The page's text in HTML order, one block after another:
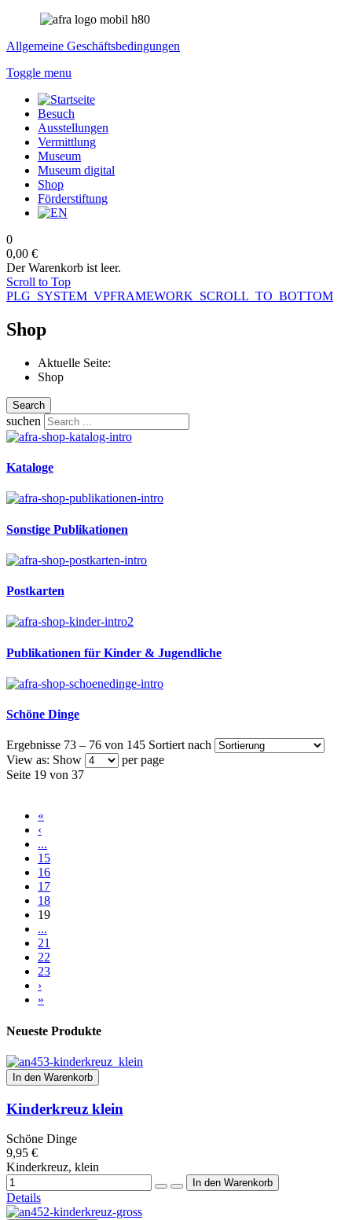
Allgemeine Geschäftsbedingungen
Toggle menu
Besuch
Ausstellungen
Vermittlung
Museum
Museum digital
Shop
Förderstiftung
0
0,00 €
Der Warenkorb ist leer.
Scroll to Top
PLG_SYSTEM_VPFRAMEWORK_SCROLL_TO_BOTTOM
Shop
Aktuelle Seite:
Shop
Search
suchen
Kataloge
Sonstige Publikationen
Postkarten
Publikationen für Kinder & Jugendliche
Schöne Dinge
Ergebnisse 73 – 76 von 145 Sortiert nach
View as: Show
per page
Seite 19 von 37
«
‹
...
15
16
17
18
19
...
21
22
23
›
»
Neueste Produkte
In den Warenkorb
Kinderkreuz klein
Schöne Dinge
9,95 €
Kinderkreuz, klein
Details